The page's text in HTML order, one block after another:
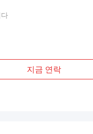
지금 연락